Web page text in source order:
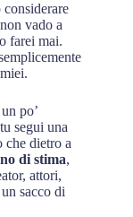
considerare
vado a
farei mai.
po’
segui una
che dietro a
di stima,
attori,
sacco di